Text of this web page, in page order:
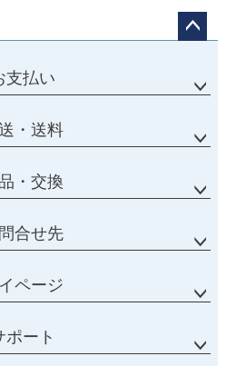
支払い
・送料
・交換
合せ先
ページ
ポート